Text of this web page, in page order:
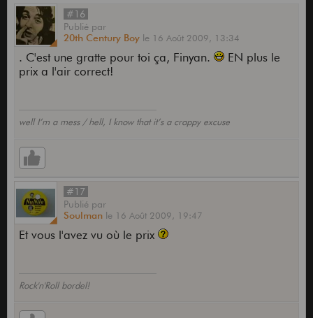
#16
Publié par
20th Century Boy le 16 Août 2009, 13:34
. C'est une gratte pour toi ça, Finyan.
EN plus le
prix a l'air correct!
well I’m a mess / hell, I know that it’s a crappy excuse
#17
Publié par
Soulman le 16 Août 2009, 19:47
Et vous l'avez vu où le prix
Rock'n'Roll bordel!